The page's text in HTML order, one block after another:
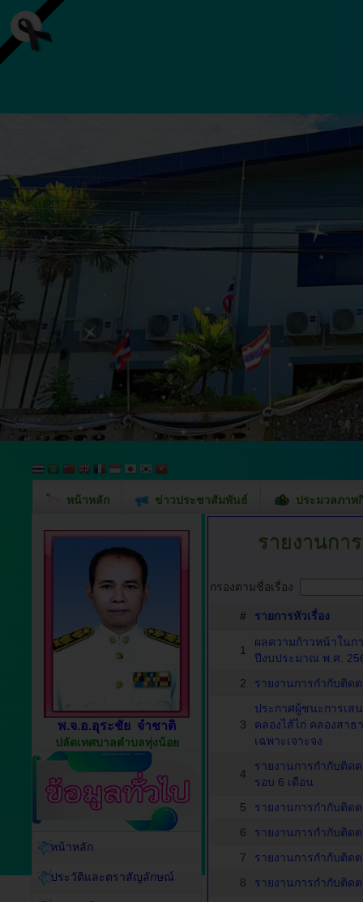
หน้าหลัก ข่าวประชาสัมพันธ์ ประมวลภาพ
รายงานกา
กรองตามชื่อเรื่อง
# รายการหัวเรื่อง
1
ผลความก้าวหน้าในก
ปีงบประมาณ พ.ศ.
2
รายงานการกำกับติด
3
ประกาศผู้ชนะการเส
คลองไส้ไก่ คลองสา
เฉพาะเจาะจง
4
รายงานการกำกับติด
รอบ 6 เดือน
5
รายงานการกำกับติด
6
รายงานการกำกับติด
7
รายงานการกำกับติด
8
รายงานการกำกับติด
พ.จ.อ.อุระชัย จำชาติ
ปลัดเทศบาลตำบลทุ่งน้อย
หน้าหลัก
ประวัติและตราสัญลักษณ์